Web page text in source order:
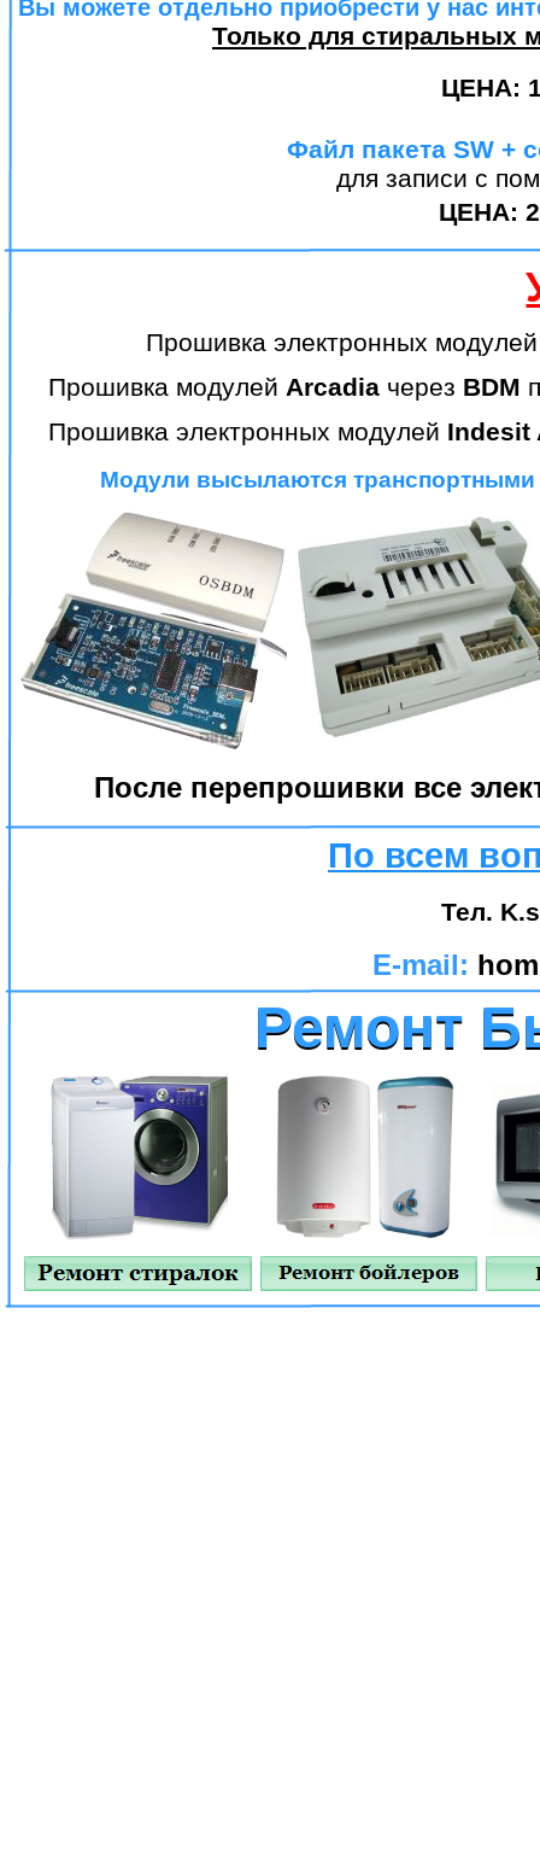
Вы можете отдельно приобрести у нас
Только для стиральных
Файл пакета SW +
для записи с
Тел.
Прошивка электронных
Прошивка модулей Arcadia через BDM
Прошивка электронных модулей Indesit
После перепрошивки все
По всем
Модули высылаются
E-mail:
Ремонт
Ремонт
ЦЕНА: 2
ЦЕНА: